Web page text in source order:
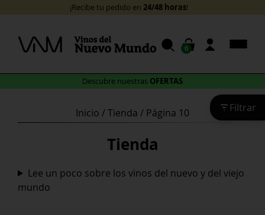
content
Descubre nuestras OFERTAS
¡Recibe tu pedido en 24/48 horas!
0
Inicio /Tienda / Página 10
Tienda
Lee un poco sobre los vinos del nuevo y del viejo
mundo
Filtrar